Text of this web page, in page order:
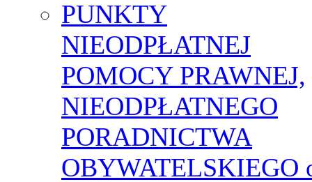
PUNKTY
NIEODPŁATNEJ
POMOCY PRAWNEJ,
NIEODPŁATNEGO
PORADNICTWA
OBYWATELSKIEGO